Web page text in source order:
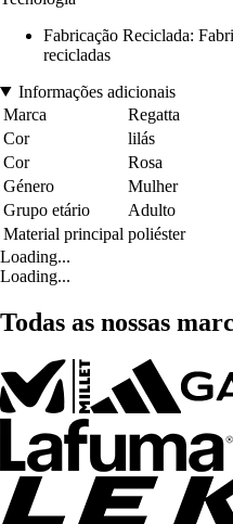
Fabricação Reciclada:
recicladas
Informações adicionais
Marca
Regatta
Cor
lilás
Cor
Rosa
Género
Mulher
Grupo etário
Adulto
Material principal poliéster
Loading...
Loading...
Todas as nossas